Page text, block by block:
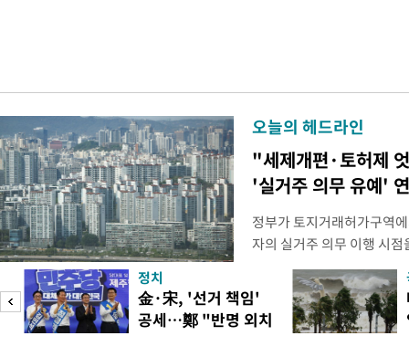
오늘의 헤드라인
"세제개편·토허제
'실거주 의무 유예'
정부가 토지거래허가구역
자의 실거주 의무 이행 시
를 올해 이후로 연장하는
최근 발표한 2026년 세법
도하기 위해 양도소득세 중
실거주 의무 이행도 일정기
정치
金·宋, '선거 책임'
공세…鄭 "반명 외치